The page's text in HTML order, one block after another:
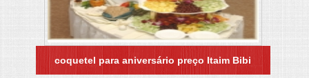
coquetel para aniversário preço Itaim Bibi